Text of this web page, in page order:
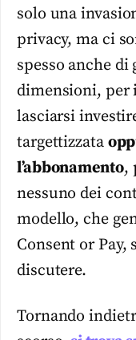
solo una
privacy, ma ci
spesso anche
dimensioni, per
lasciarsi
targettizzata
l’abbonamento,
nessuno dei
modello, che
Consent or Pay,
discutere.
Tornando